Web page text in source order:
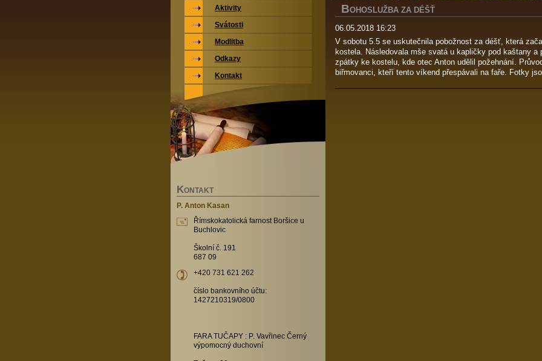
BOHOSLUŽBA ZA DÉŠŤ
06.05.2018 16:23
V sobotu 5.5 se uskutečnila pobožnost za déšť, která
kostela. Následovala mše svatá u kapličky pod kaštany a
zpátky ke kostelu, kde otec Anton udělil požehnání.
biřmovanci, kteří tento víkend přespávali na faře. Fotky
Aktivity
Svátosti
Modlitba
Odkazy
Kontakt
KONTAKT
P. Anton Kasan
Římskokatolická farnost Boršice u
Buchlovic
Školní č. 191
687 09
+420 731 621 262
číslo bankovního účtu:
1427210319/0800
FARA TUČAPY : P. Vavřinec Černý
výpomocný duchovní